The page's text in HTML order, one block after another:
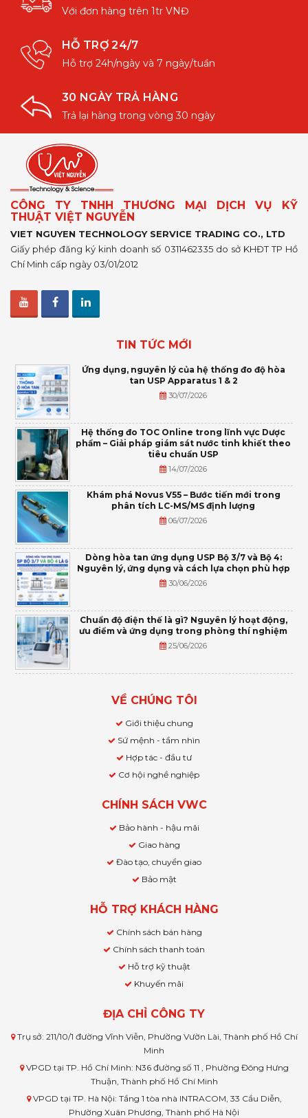
Với đơn hàng trên 1tr VNĐ
HỖ TRỢ 24/7
Hỗ trợ 24h/ngày và 7 ngày/tuần
30 NGÀY TRẢ HÀNG
Trả lại hàng trong vòng 30 ngày
CÔNG TY TNHH THƯƠNG MẠI DỊCH VỤ KỸ
THUẬT VIỆT NGUYỄN
VIET NGUYEN TECHNOLOGY SERVICE TRADING CO., LTD
Giấy phép đăng ký kinh doanh số 0311462335 do sở KHĐT TP Hồ
Chí Minh cấp ngày 03/01/2012
TIN TỨC MỚI
Ứng dụng, nguyên lý của hệ thống đo độ hòa
tan USP Apparatus 1 & 2
30/07/2026
Hệ thống đo TOC Online trong lĩnh vực Dược
phẩm – Giải pháp giám sát nước tinh khiết theo
tiêu chuẩn USP
14/07/2026
Khám phá Novus V55 – Bước tiến mới trong
phân tích LC-MS/MS định lượng
06/07/2026
Dòng hòa tan ứng dụng USP Bộ 3/7 và Bộ 4:
Nguyên lý, ứng dụng và cách lựa chọn phù hợp
30/06/2026
Chuẩn độ điện thế là gì? Nguyên lý hoạt động,
ưu điểm và ứng dụng trong phòng thí nghiệm
25/06/2026
VỀ CHÚNG TÔI
Giới thiệu chung
Sứ mệnh - tầm nhìn
Hợp tác - đầu tư
Cơ hội nghề nghiệp
CHÍNH SÁCH VWC
Bảo hành - hậu mãi
Giao hàng
Đào tạo, chuyển giao
Bảo mật
HỖ TRỢ KHÁCH HÀNG
Chính sách bán hàng
Chính sách thanh toán
Hỗ trợ kỹ thuật
Khuyến mãi
ĐỊA CHỈ CÔNG TY
Trụ sở: 211/10/1 đường Vĩnh Viễn, Phường Vườn Lài, Thành phố Hồ Chí
Minh
VPGD tại TP. Hồ Chí Minh: N36 đường số 11 , Phường Đông Hưng
Thuận, Thành phố Hồ Chí Minh
VPGD tại TP. Hà Nội: Tầng 1 tòa nhà INTRACOM, 33 Cầu Diễn,
Phường Xuân Phương, Thành phố Hà Nội